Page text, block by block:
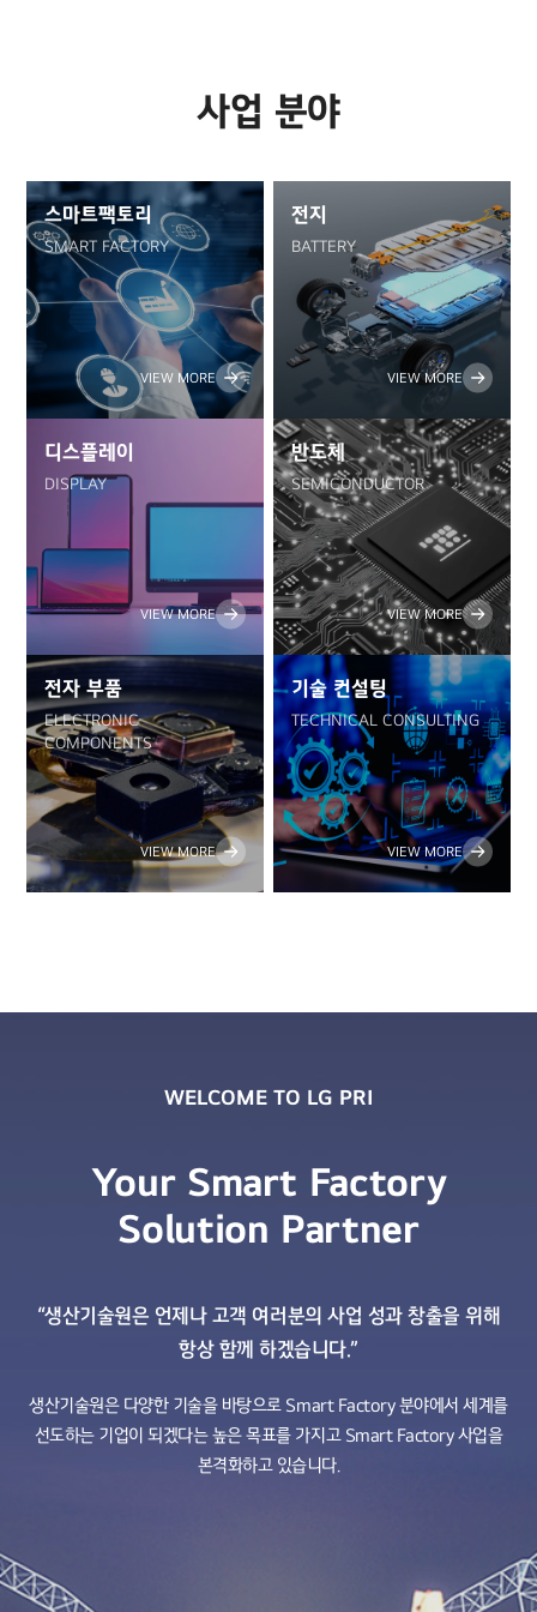
사업 분야
스마트팩토리
SMART FACTORY
VIEW MORE
전지
BATTERY
VIEW MORE
디스플레이
DISPLAY
VIEW MORE
반도체
SEMICONDUCTOR
VIEW MORE
전자 부품
ELECTRONIC
COMPONENTS
VIEW MORE
기술 컨설팅
TECHNICAL CONSULTING
VIEW MORE
WELCOME TO LG PRI
Your Smart Factory
Solution Partner
“생산기술원은 언제나 고객 여러분의 사업 성과 창출을 위해
항상 함께 하겠습니다.”
생산기술원은 다양한 기술을 바탕으로 Smart Factory 분야에서 세계를
선도하는 기업이 되겠다는 높은 목표를 가지고Smart Factory 사업을
본격화하고 있습니다.